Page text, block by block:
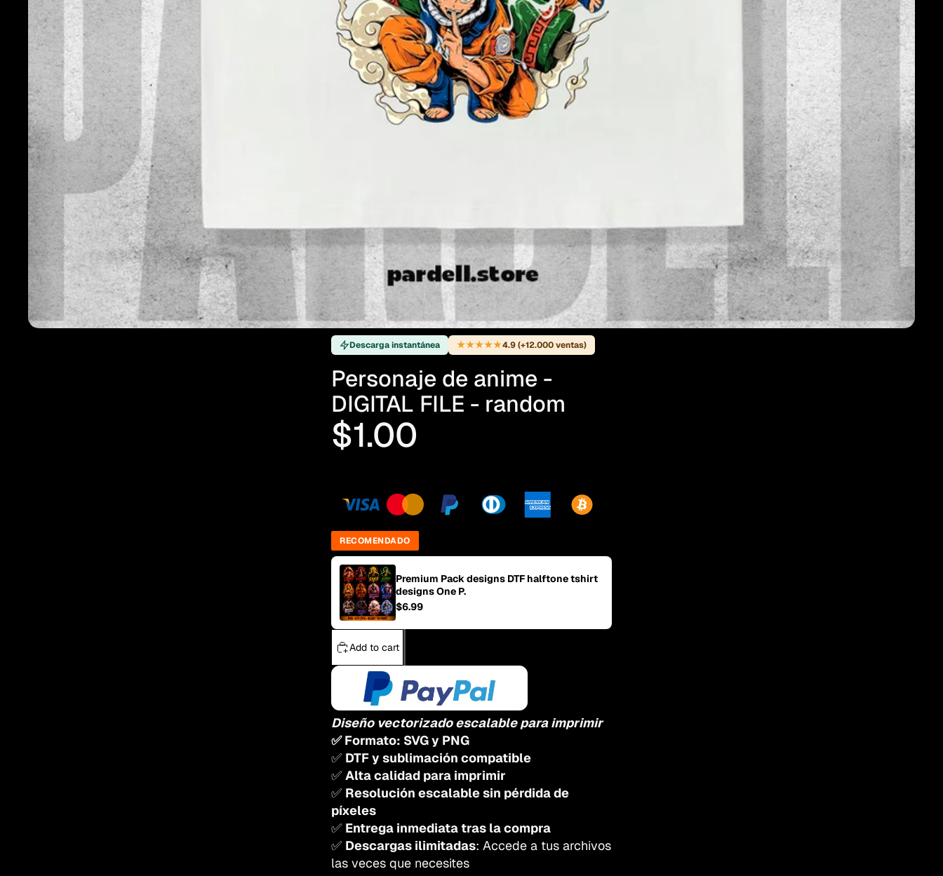
Descarga instantánea ★★★★★4.9 (+12.000 ventas)
Personaje de anime -
DIGITAL FILE - random
$1.00
RECOMENDADO
Premium Pack designs DTF halftone tshirt
designs One P.
$6.99
Add to cart
Diseño vectorizado escalable para imprimir
✅ Formato: SVG y PNG
✅ DTF y sublimación compatible
✅ Alta calidad para imprimir
✅ Resolución escalable sin pérdida de
píxeles
✅ Entrega inmediata tras la compra
✅ Descargas ilimitadas: Accede a tus archivos
las veces que necesites